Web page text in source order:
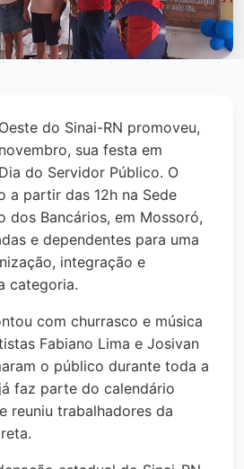
do Sinai-RN promoveu,
sua festa em
do Servidor Público. O
a partir das 12h na Sede
dos Bancários, em Mossoró,
e dependentes para uma
integração e
categoria.
com churrasco e música
Fabiano Lima e Josivan
o público durante toda a
faz parte do calendário
reuniu trabalhadores da